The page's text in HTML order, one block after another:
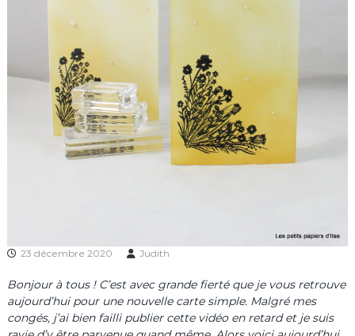
23 décembre 2020 Judith
Bonjour à tous ! C’est avec grande fierté que je vous retrouve
aujourd’hui pour une nouvelle carte simple. Malgré mes
congés, j’ai bien failli publier cette vidéo en retard et je suis